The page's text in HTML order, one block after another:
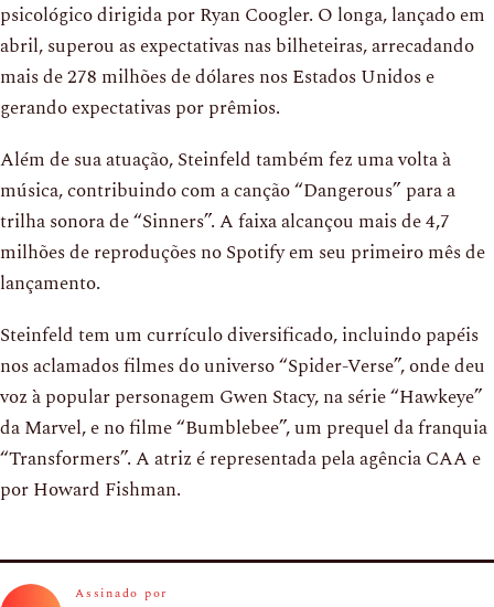
psicológico dirigida por Ryan Coogler. O longa, lançado em
abril, superou as expectativas nas bilheteiras, arrecadando
mais de 278 milhões de dólares nos Estados Unidos e
gerando expectativas por prêmios.
Além de sua atuação, Steinfeld também fez uma volta à
música, contribuindo com a canção “Dangerous” para a
trilha sonora de “Sinners”. A faixa alcançou mais de 4,7
milhões de reproduções no Spotify em seu primeiro mês de
lançamento.
Steinfeld tem um currículo diversificado, incluindo papéis
nos aclamados filmes do universo “Spider-Verse”, onde deu
voz à popular personagem Gwen Stacy, na série “Hawkeye”
da Marvel, e no filme “Bumblebee”, um prequel da franquia
“Transformers”. A atriz é representada pela agência CAA e
por Howard Fishman.
Assinado por